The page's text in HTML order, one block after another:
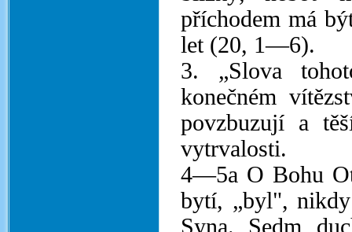
příchodem má
let (20, 1—6).
3. „Slova
konečném
povzbuzují a
vytrvalosti.
4—5a O Bohu
bytí, „byl", nikdy
Syna. Sedm